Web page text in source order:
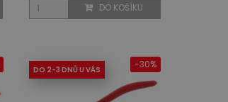
DO KOŠÍKU
DO 2-3 DNŮ U VÁS -30%